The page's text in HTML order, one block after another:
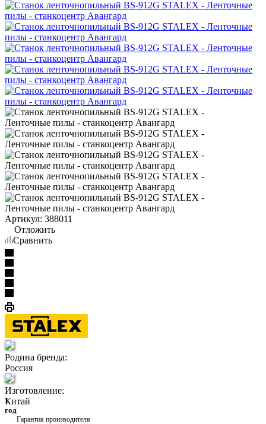
Артикул: 388011
Отложить
Сравнить
Родина бренда:
Россия
Изготовление:
Китай
1
год
Гарантия производителя